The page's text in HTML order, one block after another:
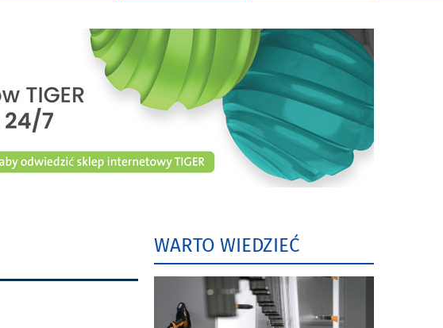
WARTO WIEDZIEĆ